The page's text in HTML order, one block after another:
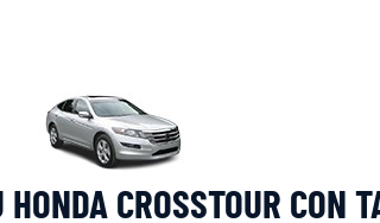
CROSSTOUR CON